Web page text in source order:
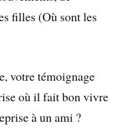
filles (Où sont les
votre témoignage
où il fait bon vivre
à un ami ?